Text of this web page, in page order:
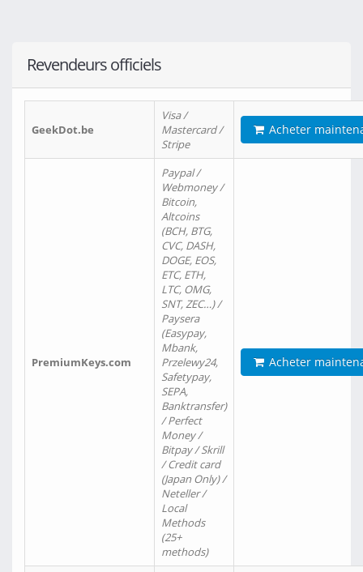
Revendeurs officiels
GeekDot.be
Visa /
Mastercard /
Stripe
Acheter
PremiumKeys.com
Paypal /
Webmoney /
Bitcoin,
Altcoins
(BCH, BTG,
CVC, DASH,
DOGE, EOS,
ETC, ETH,
LTC, OMG,
SNT, ZEC…) /
Paysera
(Easypay,
Mbank,
Przelewy24,
Safetypay,
SEPA,
Banktransfer)
/ Perfect
Money /
Bitpay / Skrill
/ Credit card
(Japan Only) /
Neteller /
Local
Methods
(25+
methods)
Acheter